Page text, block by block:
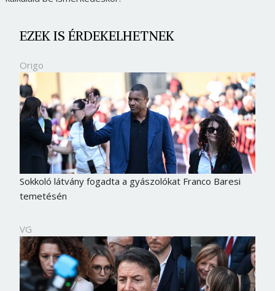
EZEK IS ÉRDEKELHETNEK
Origo
Sokkoló látvány fogadta a gyászolókat Franco Baresi
temetésén
VG